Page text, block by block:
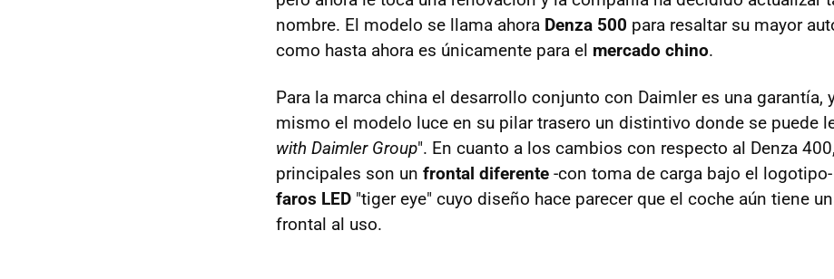
nombre. El modelo se llama ahora Denza 500 para resaltar su mayor
como hasta ahora es únicamente para el mercado chino.
Para la marca china el desarrollo conjunto con Daimler es una garantía,
mismo el modelo luce en su pilar trasero un distintivo donde se puede
with Daimler Group". En cuanto a los cambios con respecto al Denza
principales son un frontal diferente -con toma de carga bajo el
faros LED "tiger eye" cuyo diseño hace parecer que el coche aún tiene
frontal al uso.